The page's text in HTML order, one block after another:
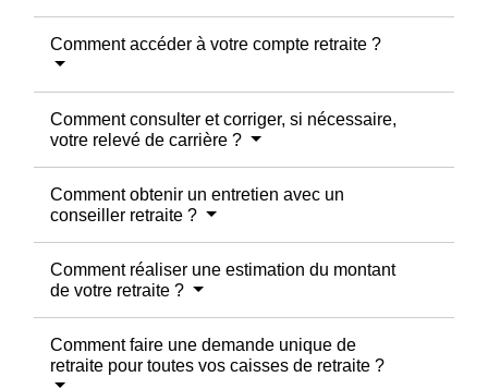
Comment accéder à votre compte retraite ?
Comment consulter et corriger, si nécessaire,
votre relevé de carrière ?
Comment obtenir un entretien avec un
conseiller retraite ?
Comment réaliser une estimation du montant
de votre retraite ?
Comment faire une demande unique de
retraite pour toutes vos caisses de retraite ?